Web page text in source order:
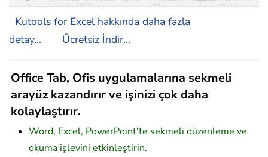
Kutools for Excel hakkında daha fazla
detay...
Ücretsiz İndir...
Office Tab, Ofis uygulamalarına sekmeli
arayüz kazandırır ve işinizi çok daha
kolaylaştırır.
Word, Excel, PowerPoint'te sekmeli düzenleme ve
okuma işlevini etkinleştirin.